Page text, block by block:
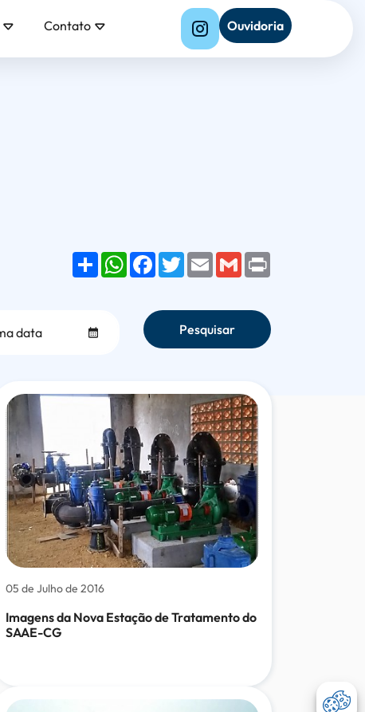
Contato Ouvidoria
ShareWhatsApp
Facebook
TwitterEmailGmail
Selecionar
Pesquisar
05 de Julho de 2016
Imagens da Nova Estação de Tratamento do
SAAE-CG